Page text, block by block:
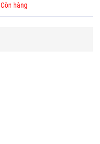
Còn hàng